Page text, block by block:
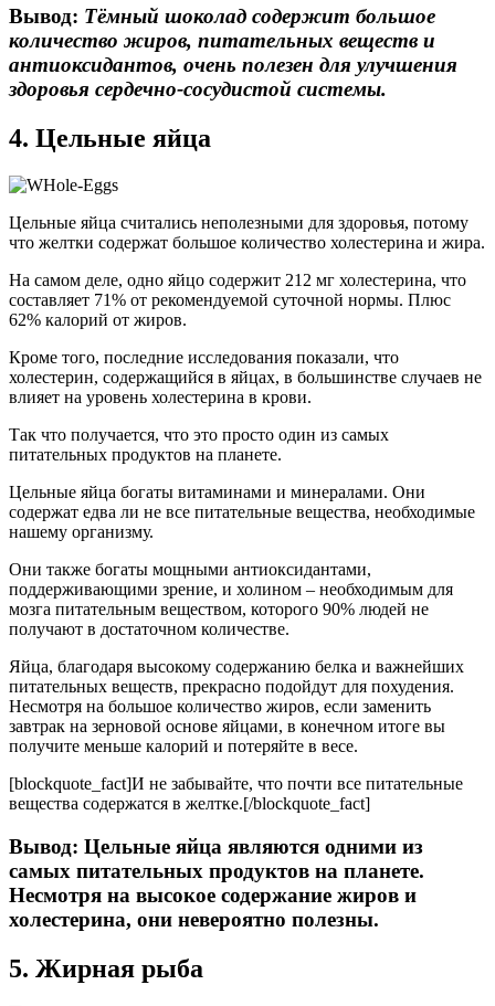
Вывод: Тёмный шоколад содержит большое
количество жиров, питательных веществ и
антиоксидантов, очень полезен для улучшения
здоровья сердечно-сосудистой системы.
4. Цельные яйца
Цельные яйца считались неполезными для здоровья, потому
что желтки содержат большое количество холестерина и жира.
На самом деле, одно яйцо содержит 212 мг холестерина, что
составляет 71% от рекомендуемой суточной нормы. Плюс
62% калорий от жиров.
Кроме того, последние исследования показали, что
холестерин, содержащийся в яйцах, в большинстве случаев не
влияет на уровень холестерина в крови.
Так что получается, что это просто один из самых
питательных продуктов на планете.
Цельные яйца богаты витаминами и минералами. Они
содержат едва ли не все питательные вещества, необходимые
нашему организму.
Они также богаты мощными антиоксидантами,
поддерживающими зрение, и холином – необходимым для
мозга питательным веществом, которого 90% людей не
получают в достаточном количестве.
Яйца, благодаря высокому содержанию белка и важнейших
питательных веществ, прекрасно подойдут для похудения.
Несмотря на большое количество жиров, если заменить
завтрак на зерновой основе яйцами, в конечном итоге вы
получите меньше калорий и потеряйте в весе.
[blockquote_fact]И не забывайте, что почти все питательные
вещества содержатся в желтке.[/blockquote_fact]
Вывод: Цельные яйца являются одними из
самых питательных продуктов на планете.
Несмотря на высокое содержание жиров и
холестерина, они невероятно полезны.
5. Жирная рыба